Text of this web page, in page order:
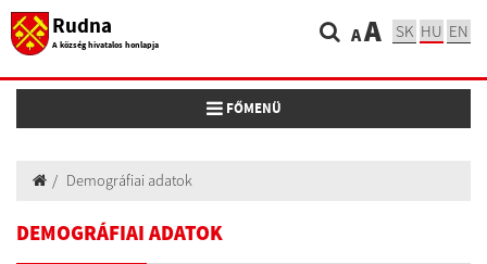
Rudna
A község hivatalos honlapja AA SK HU EN
Toggle navigation
FŐMENÜ
Demográfiai adatok
DEMOGRÁFIAI ADATOK